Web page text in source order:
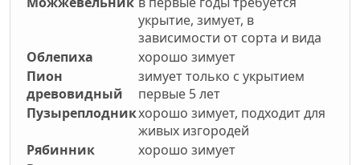
укрытие, зимует, в
зависимости от сорта и вида
Облепиха
хорошо зимует
Пион
древовидный
зимует только с укрытием
первые 5 лет
Пузыреплодникхорошо зимует, подходит для
живых изгородей
Рябинник
хорошо зимует